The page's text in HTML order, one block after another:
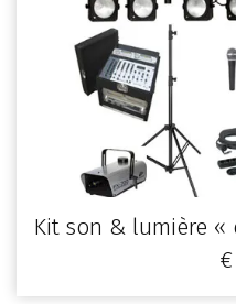
Kit son & lumière «